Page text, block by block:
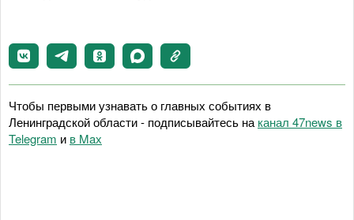
Чтобы первыми узнавать о главных событиях в
Ленинградской области - подписывайтесь на канал 47news в
Telegram и в Maх